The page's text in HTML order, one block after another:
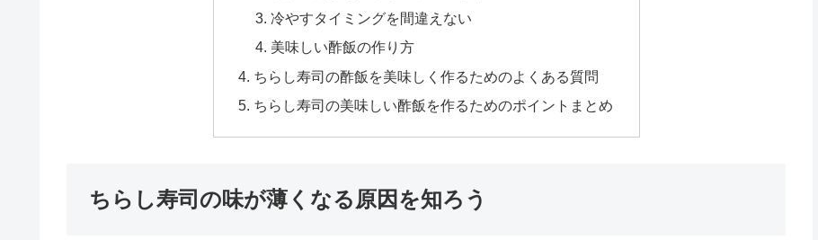
冷やすタイミングを間違えない
美味しい酢飯の作り方
ちらし寿司の酢飯を美味しく作るためのよくある質問
ちらし寿司の美味しい酢飯を作るためのポイントまとめ
ちらし寿司の味が薄くなる原因を知ろう